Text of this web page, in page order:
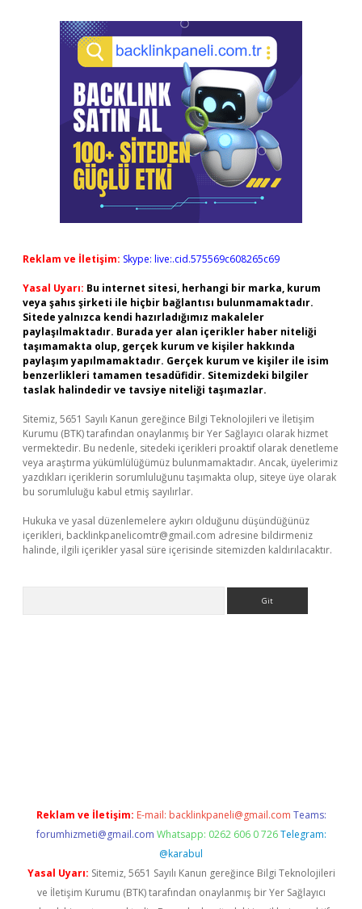
Reklam ve İletişim: Skype: live:.cid.575569c608265c69
Yasal Uyarı: Bu internet sitesi, herhangi bir marka, kurum
veya şahıs şirketi ile hiçbir bağlantısı bulunmamaktadır.
Sitede yalnızca kendi hazırladığımız makaleler
paylaşılmaktadır. Burada yer alan içerikler haber niteliği
taşımamakta olup, gerçek kurum ve kişiler hakkında
paylaşım yapılmamaktadır. Gerçek kurum ve kişiler ile isim
benzerlikleri tamamen tesadüfidir. Sitemizdeki bilgiler
taslak halindedir ve tavsiye niteliği taşımazlar.
Sitemiz, 5651 Sayılı Kanun gereğince Bilgi Teknolojileri ve İletişim
Kurumu (BTK) tarafından onaylanmış bir Yer Sağlayıcı olarak hizmet
vermektedir. Bu nedenle, sitedeki içerikleri proaktif olarak denetleme
veya araştırma yükümlülüğümüz bulunmamaktadır. Ancak, üyelerimiz
yazdıkları içeriklerin sorumluluğunu taşımakta olup, siteye üye olarak
bu sorumluluğu kabul etmiş sayılırlar.
Hukuka ve yasal düzenlemelere aykırı olduğunu düşündüğünüz
içerikleri, backlinkpanelicomtr@gmail.com adresine bildirmeniz
halinde, ilgili içerikler yasal süre içerisinde sitemizden kaldırılacaktır.
Reklam ve İletişim: E-mail: backlinkpaneli@gmail.com Teams:
forumhizmeti@gmail.com Whatsapp: 0262 606 0 726 Telegram:
@karabul
Yasal Uyarı: Sitemiz, 5651 Sayılı Kanun gereğince Bilgi Teknolojileri
ve İletişim Kurumu (BTK) tarafından onaylanmış bir Yer Sağlayıcı